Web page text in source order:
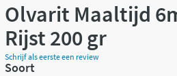
Olvarit Maaltijd
Rijst 200 gr
Schrijf als eerste een review
Soort